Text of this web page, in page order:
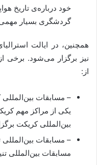
خود درباره‌ی تاریخ
گردشگری بسیار
همچنین، در ایالت
نیز برگزار می‌شود. برخی
از:
– مسابقات بین‌المللی
یکی از مراکز مهم
بین‌المللی کریکت
– مسابقات بین‌المللی
مسابقات بین‌المللی